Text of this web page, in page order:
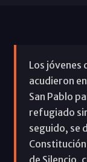
Los jóvenes
acudieron
San Pablo
refugiado
seguido, se
de Silencio,